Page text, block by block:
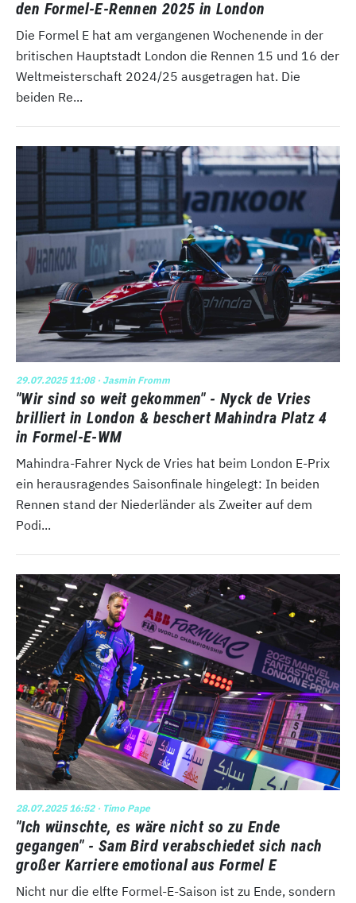
den Formel-E-Rennen 2025 in London
Die Formel E hat am vergangenen Wochenende in der
britischen Hauptstadt London die Rennen 15 und 16 der
Weltmeisterschaft 2024/25 ausgetragen hat. Die
beiden Re...
29.07.2025 11:08· Jasmin Fromm
"Wir sind so weit gekommen" - Nyck de Vries
brilliert in London & beschert Mahindra Platz 4
in Formel-E-WM
Mahindra-Fahrer Nyck de Vries hat beim London E-Prix
ein herausragendes Saisonfinale hingelegt: In beiden
Rennen stand der Niederländer als Zweiter auf dem
Podi...
28.07.2025 16:52· Timo Pape
"Ich wünschte, es wäre nicht so zu Ende
gegangen" - Sam Bird verabschiedet sich nach
großer Karriere emotional aus Formel E
Nicht nur die elfte Formel-E-Saison ist zu Ende, sondern